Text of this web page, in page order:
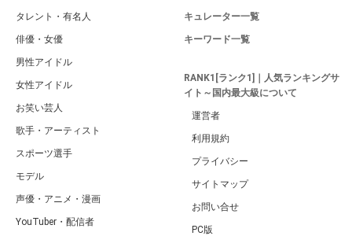
タレント・有名人
俳優・女優
男性アイドル
女性アイドル
お笑い芸人
歌手・アーティスト
スポーツ選手
モデル
声優・アニメ・漫画
YouTuber・配信者
キュレーター一覧
キーワード一覧
RANK1[ランク1]｜人気ランキングサ
イト～国内最大級について
運営者
利用規約
プライバシー
サイトマップ
お問い合せ
PC版